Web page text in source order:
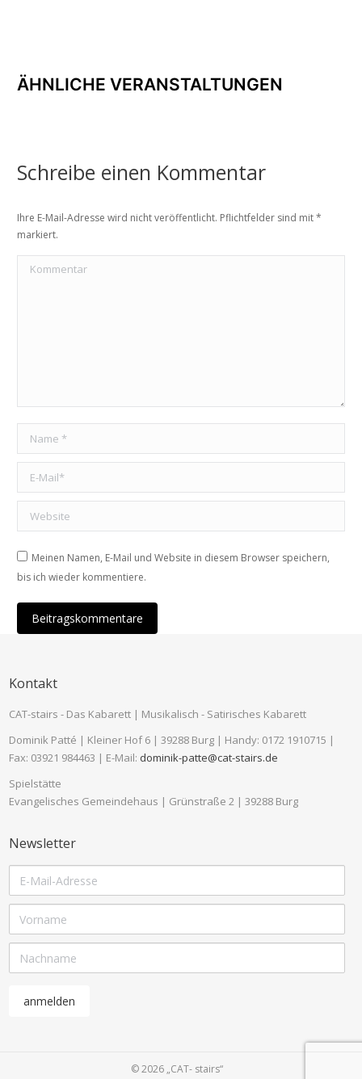
ÄHNLICHE VERANSTALTUNGEN
Schreibe einen Kommentar
Ihre E-Mail-Adresse wird nicht veröffentlicht. Pflichtfelder sind mit*
markiert.
Kommentar
Name *
E-Mail *
Website
Meinen Namen, E-Mail und Website in diesem Browser speichern,
bis ich wieder kommentiere.
Beitragskommentare
Kontakt
CAT-stairs - Das Kabarett | Musikalisch - Satirisches Kabarett
Dominik Patté | Kleiner Hof 6 | 39288 Burg | Handy: 0172 1910715 |
Fax: 03921 984463 | E-Mail: dominik-patte@cat-stairs.de
Spielstätte
Evangelisches Gemeindehaus | Grünstraße 2 | 39288 Burg
Newsletter
© 2026 „CAT- stairs“